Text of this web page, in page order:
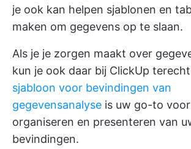
je ook kan helpen sjablonen en
maken om gegevens op te slaan.
Als je je zorgen maakt over
kun je ook daar bij ClickUp
sjabloon voor bevindingen van
gegevensanalyse is uw go-to
organiseren en presenteren van
bevindingen.